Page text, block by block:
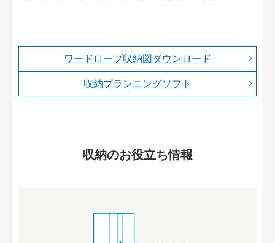
ワードローブ収納図ダウンロード
収納プランニングソフト
収納のお役立ち情報